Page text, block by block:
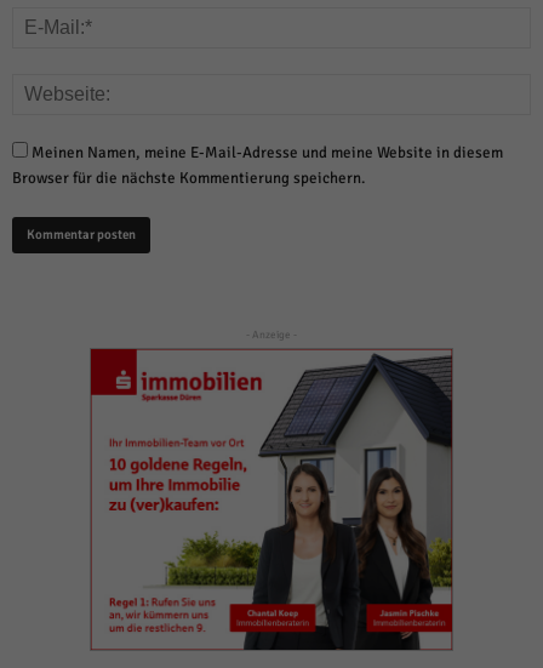
Meinen Namen, meine E-Mail-Adresse und meine Website in diesem
Browser für die nächste Kommentierung speichern.
- Anzeige -